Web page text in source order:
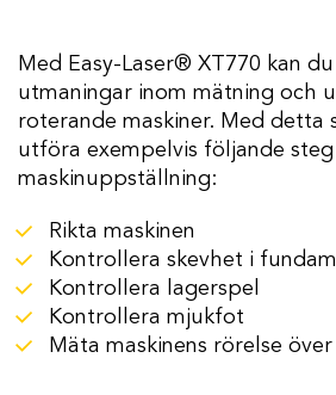
Med Easy-Laser® XT770 kan
utmaningar inom mätning och
roterande maskiner. Med detta
utföra exempelvis följande steg
maskinuppställning:
Rikta maskinen
Kontrollera skevhet i
Kontrollera lagerspel
Kontrollera mjukfot
Mäta maskinens rörelse